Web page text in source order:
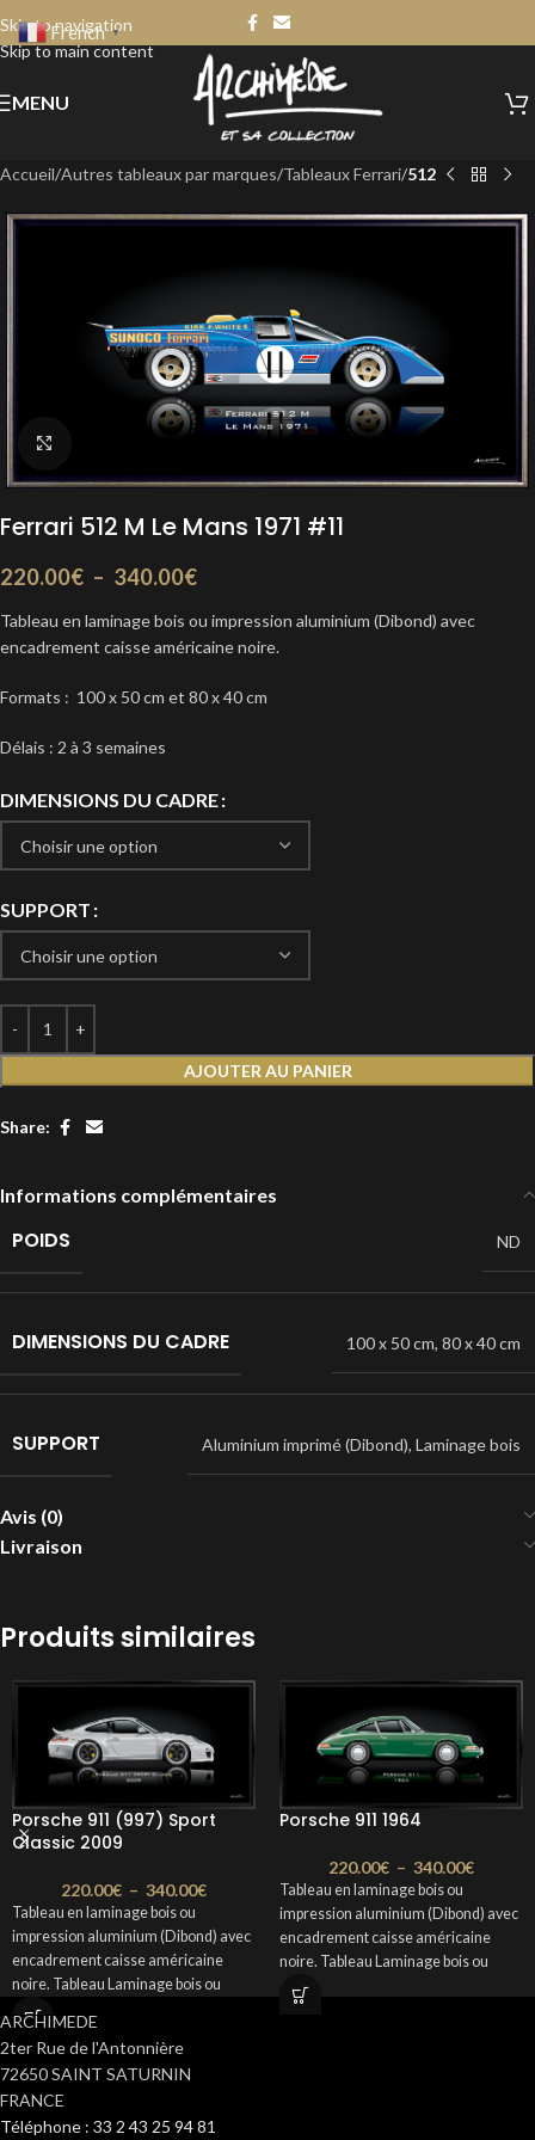
Skip to navigation
Skip to main content
MENU
Accueil Autres tableaux par marques Tableaux Ferrari 512
Ferrari 512 M Le Mans 1971 #11
220.00€ – 340.00€
Tableau en laminage bois ou impression aluminium (Dibond) avec
encadrement caisse américaine noire.
Formats : 100 x 50 cm et 80 x 40 cm
Délais : 2 à 3 semaines
DIMENSIONS DU CADRE
SUPPORT
AJOUTER AU PANIER
Share:
Informations complémentaires
POIDS ND
DIMENSIONS DU CADRE 100 x 50 cm, 80 x 40 cm
SUPPORT Aluminium imprimé (Dibond), Laminage bois
Avis (0)
Livraison
Produits similaires
Porsche 911 (997) Sport
Classic 2009
220.00€ – 340.00€
Tableau en laminage bois ou
impression aluminium (Dibond) avec
encadrement caisse américaine
noire. Tableau Laminage bois ou
Dibond de la Porsche 911 (997) Sport
Classic 2009. Format : 100 x 50 cm
ou 80 x 40 cm Délais : 2 à 3 semaines
Porsche 911 1964
220.00€ – 340.00€
Tableau en laminage bois ou
impression aluminium (Dibond) avec
encadrement caisse américaine
noire. Tableau Laminage bois ou
Dibond de la Porsche 911 de 1964.
Format : 100 x 50 cm ou 80 x 40 cm
ARCHIMEDE
2ter Rue de l'Antonnière
72650 SAINT SATURNIN
FRANCE
Téléphone : 33 2 43 25 94 81
French ▼